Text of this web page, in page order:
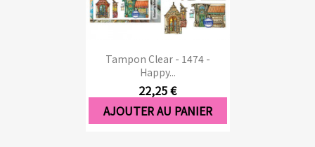
Tampon Clear - 1474 -
Happy...
22,25 €
AJOUTER AU PANIER